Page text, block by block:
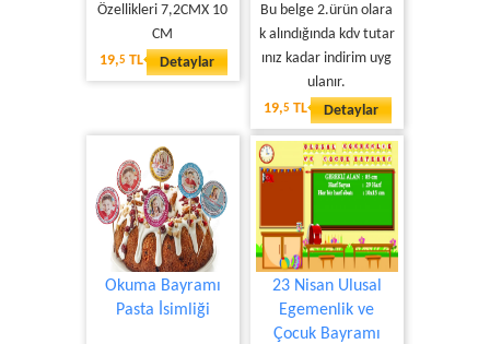
Özellikleri 7,2CMX 10
CM
19,5 TL Detaylar
Bu belge 2.ürün olara
k alındığında kdv tutar
ınız kadar indirim uyg
ulanır.
19,5 TL Detaylar
Okuma Bayramı
Pasta İsimliği
23 Nisan Ulusal
Egemenlik ve
Çocuk Bayramı